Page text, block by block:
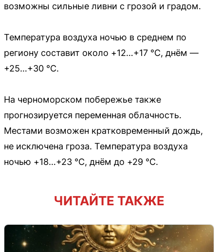
возможны сильные ливни с грозой и градом.
Температура воздуха ночью в среднем по
региону составит около +12…+17 °C, днём —
+25…+30 °C.
На черноморском побережье также
прогнозируется переменная облачность.
Местами возможен кратковременный дождь,
не исключена гроза. Температура воздуха
ночью +18…+23 °C, днём до +29 °C.
ЧИТАЙТЕ ТАКЖЕ